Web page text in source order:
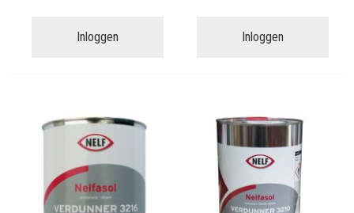
Inloggen Inloggen